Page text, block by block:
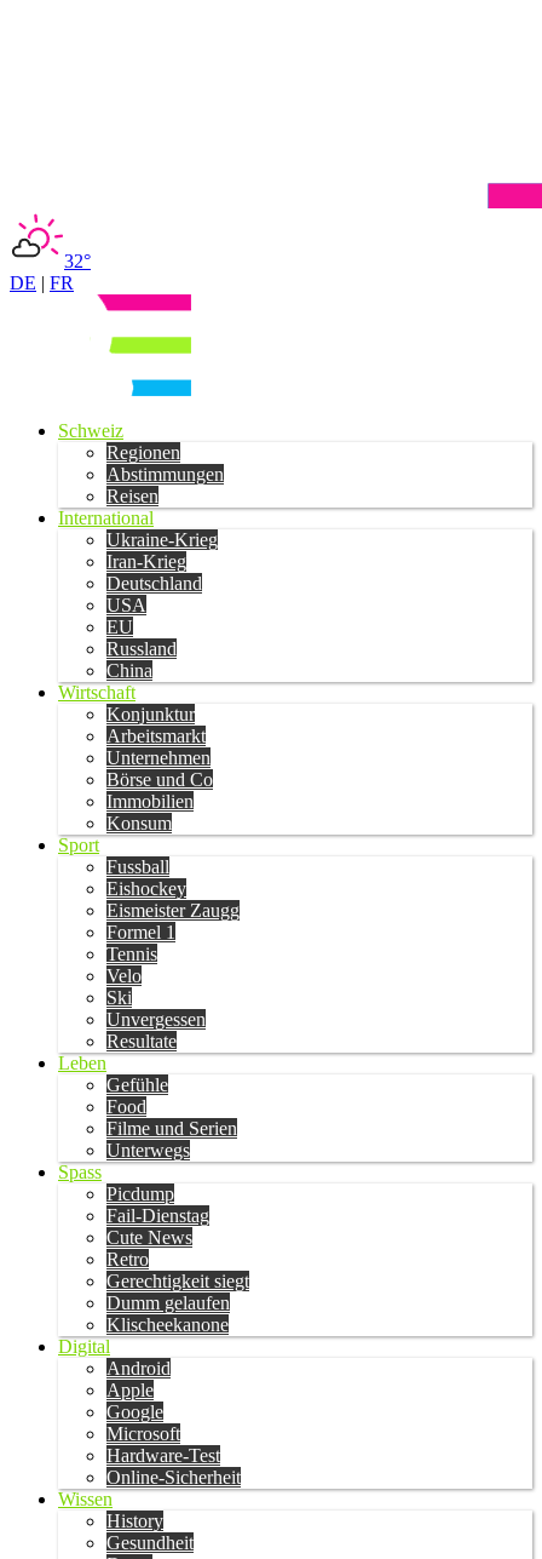
32°
DE | FR
Schweiz
Regionen
Abstimmungen
Reisen
International
Ukraine-Krieg
Iran-Krieg
Deutschland
USA
EU
Russland
China
Wirtschaft
Konjunktur
Arbeitsmarkt
Unternehmen
Börse und Co
Immobilien
Konsum
Sport
Fussball
Eishockey
Eismeister Zaugg
Formel 1
Tennis
Velo
Ski
Unvergessen
Resultate
Leben
Gefühle
Food
Filme und Serien
Unterwegs
Spass
Picdump
Fail-Dienstag
Cute News
Retro
Gerechtigkeit siegt
Dumm gelaufen
Klischeekanone
Digital
Android
Apple
Google
Microsoft
Hardware-Test
Online-Sicherheit
Wissen
History
Gesundheit